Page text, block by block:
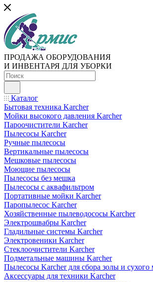
ПРОДАЖА ОБОРУДОВАНИЯ
И ИНВЕНТАРЯ ДЛЯ УБОРКИ
Каталог
Бытовая техника Karcher
Мойки высокого давления Karcher
Пароочистители Karcher
Пылесосы Karcher
Ручные пылесосы
Вертикальные пылесосы
Мешковые пылесосы
Моющие пылесосы
Пылесосы без мешка
Пылесосы с аквафильтром
Портативные мойки Karcher
Паропылесос Karcher
Хозяйственные пылеводососы Karcher
Электрошвабры Karcher
Гладильные системы Karcher
Электровеники Karcher
Стеклоочистители Karcher
Подметальные машины Karcher
Пылесосы Karcher для сбора золы и сухого
Аксессуары для техники Karcher